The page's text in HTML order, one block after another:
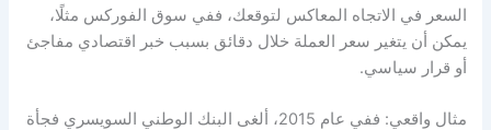
السعر في الاتجاه المعاكس لتوقعك، ففي سوق الفوركس مثلًا،
يمكن أن يتغير سعر العملة خلال دقائق بسبب خبر اقتصادي مفاجئ
أو قرار سياسي.
مثال واقعي: ففي عام 2015، ألغى البنك الوطني السويسري فجأة